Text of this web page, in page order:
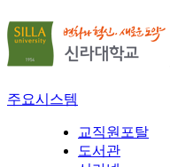
주요시스템
교직원포탈
도서관